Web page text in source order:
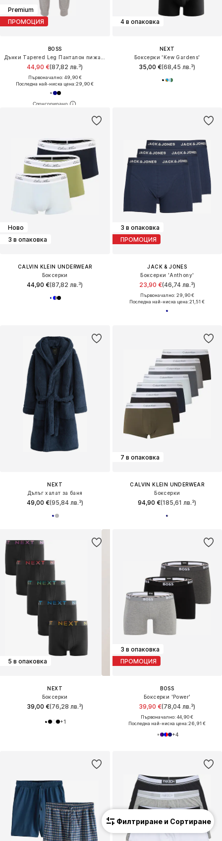
Premium
ПРОМОЦИЯ
BOSS
44,90 €(87,82 лв.³)
Първоначално: 49,90 €
Последна най-ниска цена:29,90 €
4 в опаковка
NEXT
Боксерки 'Kew Gardens'
35,00 €(68,45 лв.³)
Ново
3 в опаковка
CALVIN KLEIN UNDERWEAR
Боксерки
44,90 €(87,82 лв.³)
3 в опаковка
ПРОМОЦИЯ
JACK & JONES
Боксерки 'Anthony'
23,90 €(46,74 лв.³)
Първоначално: 29,90 €
Последна най-ниска цена:21,51 €
NEXT
Дълъг халат за баня
49,00 €(95,84 лв.³)
7 в опаковка
CALVIN KLEIN UNDERWEAR
Боксерки
94,90 €(185,61 лв.³)
5 в опаковка
NEXT
Боксерки
39,00 €(76,28 лв.³)
+1
3 в опаковка
ПРОМОЦИЯ
BOSS
Боксерки 'Power'
39,90 €(78,04 лв.³)
Първоначално: 44,90 €
Последна най-ниска цена:26,91 €
+4
Филтриране и Сортиране